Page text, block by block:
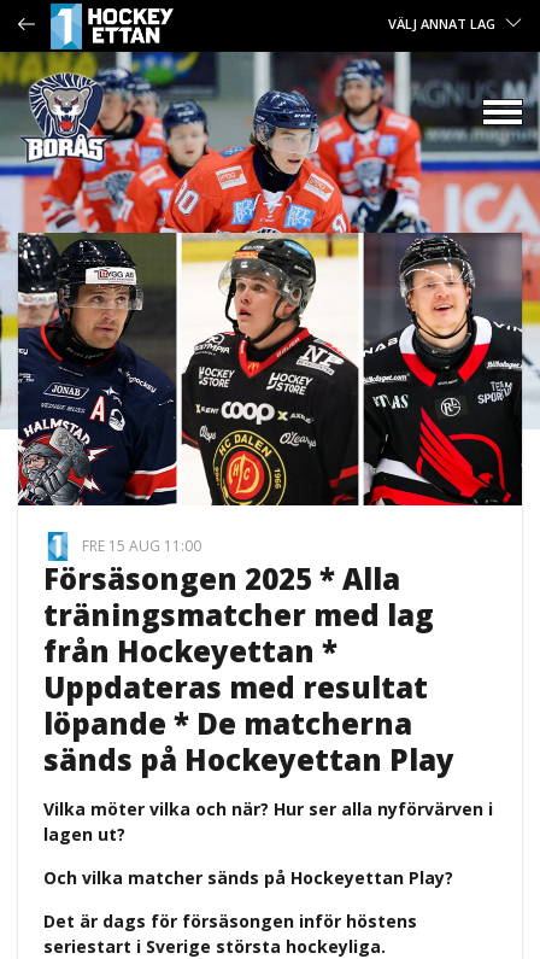
VÄLJ ANNAT LAG
FRE 15 AUG 11:00
Försäsongen 2025 * Alla
träningsmatcher med lag
från Hockeyettan *
Uppdateras med resultat
löpande * De matcherna
sänds på Hockeyettan Play
Vilka möter vilka och när? Hur ser alla nyförvärven i
lagen ut?
Och vilka matcher sänds på Hockeyettan Play?
Det är dags för försäsongen inför höstens
seriestart i Sverige största hockeyliga.